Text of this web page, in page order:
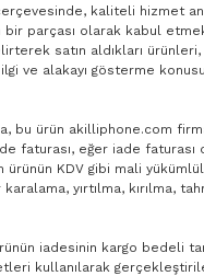
kaliteli hizmet
parçası olarak kabul
satın aldıkları
ve alakayı gösterme
ürün akilliphone.com
faturası, eğer iade
ürünün KDV gibi mali
yırtılma, kırılma,
iadesinin kargo bedeli
kullanılarak